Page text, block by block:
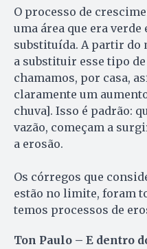
O processo de
uma área que era verde
substituída. A partir do
a substituir esse tipo
chamamos, por casa,
claramente um
chuva]. Isso é padrão:
vazão, começam a
a erosão.
Os córregos que
estão no limite, foram
temos processos de
Ton Paulo – E dentro